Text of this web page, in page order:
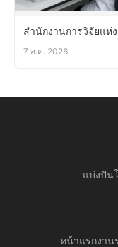
สำนักงานการวิจัยแห่
7 ส.ค. 2026
แบ่งปัน
หน้าแรกงาน